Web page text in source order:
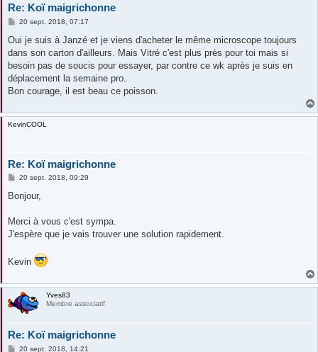
Re: Koï maigrichonne
M
s
a
g
20 sept. 2018, 07:17
Oui je suis à Janzé et je viens d'acheter le même microscope toujours
dans son carton d'ailleurs. Mais Vitré c'est plus près pour toi mais si
besoin pas de soucis pour essayer, par contre ce wk après je suis en
déplacement la semaine pro.
Bon courage, il est beau ce poisson.
KevinCOOL
Re: Koï maigrichonne
M
s
g
20 sept. 2018, 09:29
Bonjour,
Merci à vous c'est sympa.
J'espère que je vais trouver une solution rapidement.
Kevin
Yves83
Membre associatif
Re: Koï maigrichonne
M20 sept. 2018, 14:21